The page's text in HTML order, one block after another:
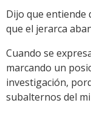
Dijo que entiende
que el jerarca
Cuando se
marcando un
investigación,
subalternos del